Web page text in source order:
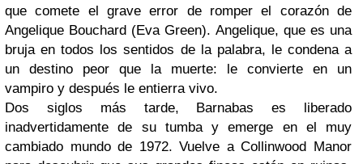
que comete el grave error de romper el corazón de
Angelique Bouchard (Eva Green). Angelique, que es una
bruja en todos los sentidos de la palabra, le condena a
un destino peor que la muerte: le convierte en un
vampiro y después le entierra vivo.
Dos siglos más tarde, Barnabas es liberado
inadvertidamente de su tumba y emerge en el muy
cambiado mundo de 1972. Vuelve a Collinwood Manor